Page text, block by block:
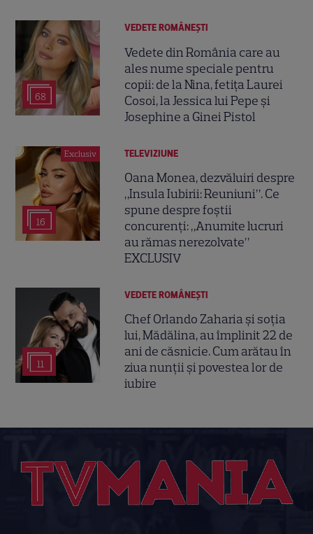
68
VEDETE ROMÂNEŞTI
Vedete din România care au
ales nume speciale pentru
copii: de la Nina, fetița Laurei
Cosoi, la Jessica lui Pepe și
Josephine a Ginei Pistol
Exclusiv
16
TELEVIZIUNE
Oana Monea, dezvăluiri despre
„Insula Iubirii: Reuniuni”. Ce
spune despre foștii
concurenți: „Anumite lucruri
au rămas nerezolvate”
EXCLUSIV
11
VEDETE ROMÂNEŞTI
Chef Orlando Zaharia și soția
lui, Mădălina, au împlinit 22 de
ani de căsnicie. Cum arătau în
ziua nunții și povestea lor de
iubire